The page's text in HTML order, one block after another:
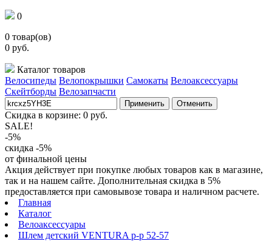
0
0 товар(ов)
0 руб.
Каталог товаров
Велосипеды Велопокрышки Самокаты Велоаксессуары
Скейтборды Велозапчасти
Применить Отменить
Скидка в корзине: 0 руб.
SALE!
-5%
скидка -5%
от финальной цены
Акция действует при покупке любых товаров как в магазине,
так и на нашем сайте. Дополнительная скидка в 5%
предоставляется при самовывозе товара и наличном расчете.
Главная
Каталог
Велоаксессуары
Шлем детский VENTURA р-р 52-57